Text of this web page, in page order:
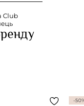
Club
-